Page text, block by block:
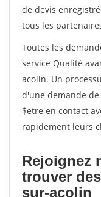
de devis
tous les
Toutes les
service Qualité
acolin. Un
d'une demande
$etre en contact
rapidement leurs
Rejoignez
trouver
sur-acolin